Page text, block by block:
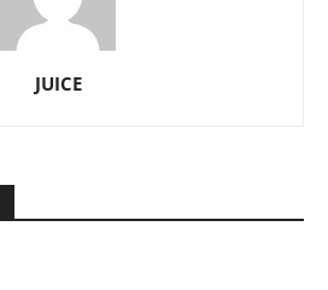
JUICE